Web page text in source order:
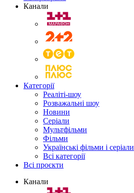
Канали
Категорії
Реаліті-шоу
Розважальні шоу
Новини
Серіали
Мультфільми
Фільми
Українські фільми і серіали
Всі категорії
Всі проєкти
Канали